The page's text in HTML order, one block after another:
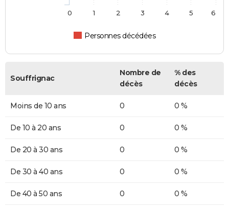
Personnes décédées
0 1 2 3 4 5 6
Souffrignac
Nombre de
décès
% des
décès
Moins de 10 ans 0 0 %
De 10 à 20 ans 0 0 %
De 20 à 30 ans 0 0 %
De 30 à 40 ans 0 0 %
De 40 à 50 ans 0 0 %